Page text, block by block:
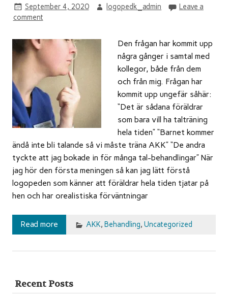
September 4, 2020 logopedk_admin
Leave a
comment
Den frågan har kommit upp
några gånger i samtal med
kollegor, både från dem
och från mig. Frågan har
kommit upp ungefär såhär:
“Det är sådana föräldrar
som bara vill ha talträning
hela tiden” “Barnet kommer
ändå inte bli talande så vi måste träna AKK” “De andra
tyckte att jag bokade in för många tal-behandlingar” När
jag hör den första meningen så kan jag lätt förstå
logopeden som känner att föräldrar hela tiden tjatar på
hen och har orealistiska förväntningar
Read more AKK, Behandling, Uncategorized
Recent Posts